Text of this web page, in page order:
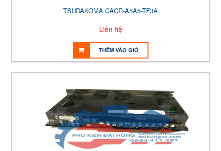
TSUDAKOMA CACR-A5A5-TF3A
Liên hệ
THÊM VÀO GIỎ